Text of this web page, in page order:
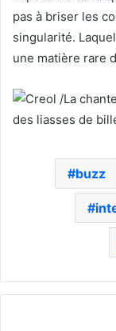
pas à briser les
singularité.
une matière rare
buzz